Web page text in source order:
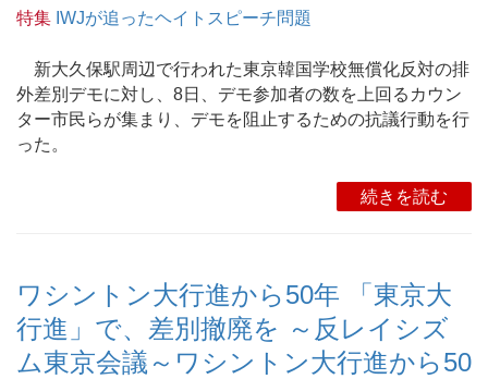
特集 IWJが追ったヘイトスピーチ問題
新大久保駅周辺で行われた東京韓国学校無償化反対の排
外差別デモに対し、8日、デモ参加者の数を上回るカウン
ター市民らが集まり、デモを阻止するための抗議行動を行
った。
続きを読む
ワシントン大行進から50年 「東京大
行進」で、差別撤廃を ～反レイシズ
ム東京会議～ワシントン大行進から50